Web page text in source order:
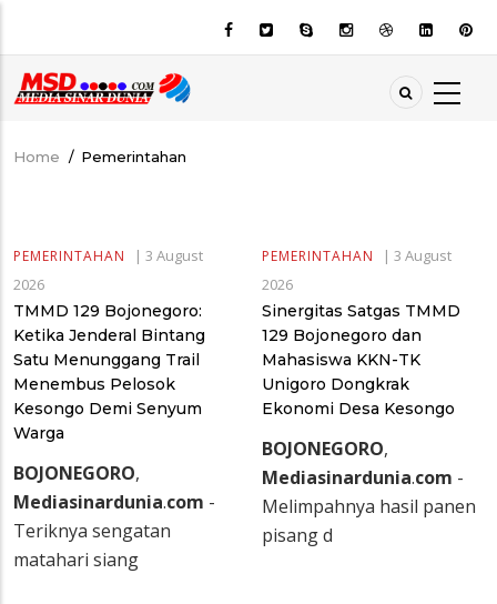
main
content
Breadcrumb
Home / Pemerintahan
PEMERINTAHAN | 3 August
2026
TMMD 129 Bojonegoro:
Ketika Jenderal Bintang
Satu Menunggang Trail
Menembus Pelosok
Kesongo Demi Senyum
Warga
BOJONEGORO,
Mediasinardunia.com -
Teriknya sengatan
matahari siang
PEMERINTAHAN | 3 August
2026
Sinergitas Satgas TMMD
129 Bojonegoro dan
Mahasiswa KKN-TK
Unigoro Dongkrak
Ekonomi Desa Kesongo
BOJONEGORO,
Mediasinardunia.com -
Melimpahnya hasil panen
pisang d